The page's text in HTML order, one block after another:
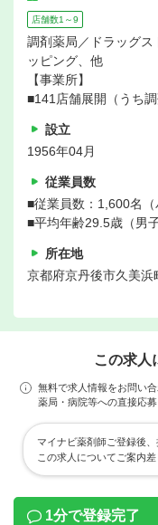
店舗数1～9
調剤薬局／ドラッグス
ッピング、他
【事業所】
■141店舗展開（うち
設立
1956年04月
従業員数
■従業員数：1,600名（
■平均年齢29.5歳（男
所在地
京都府京丹後市久美浜
この求人
無料で求人情報をお問い合
薬局・病院等への直接応
マイナビ薬剤師ご登録後
この求人についてご案内差
1分で登録完了